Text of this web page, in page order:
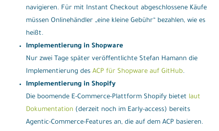
navigieren. Für mit Instant Checkout abgeschlossene Käufe
müssen Onlinehändler „eine kleine Gebühr“ bezahlen, wie es
heißt.
Implementierung in Shopware
Nur zwei Tage später veröffentlichte Stefan Hamann die
Implementierung des ACP für Shopware auf GitHub.
Implementierung in Shopify
Die boomende E-Commerce-Plattform Shopify bietet laut
Dokumentation (derzeit noch im Early-access) bereits
Agentic-Commerce-Features an, die auf dem ACP basieren.